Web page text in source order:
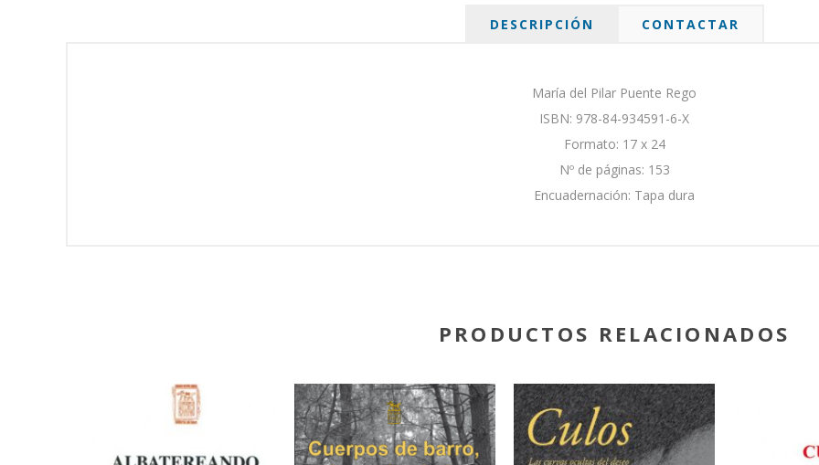
DESCRIPCIÓN CONTACTAR
María del Pilar Puente Rego
ISBN: 978-84-934591-6-X
Formato: 17 x 24
Nº de páginas: 153
Encuadernación: Tapa dura
PRODUCTOS RELACIONADOS